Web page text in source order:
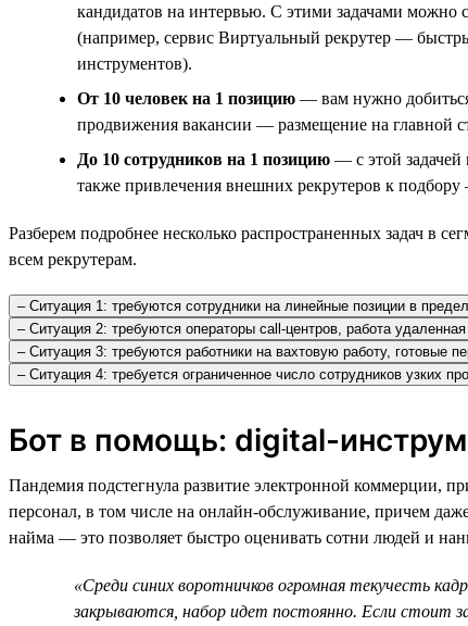
кандидатов на интервью. С этими задачами можно
(например, сервис Виртуальный рекрутер —
инструментов).
От 10 человек на 1 позицию — вам нужно
продвижения вакансии — размещение на главной
До 10 сотрудников на 1 позицию — с этой
также привлечения внешних рекрутеров к
Разберем подробнее несколько распространенных задач в
всем рекрутерам.
– Ситуация 1: требуются сотрудники на линейные позиции в
– Ситуация 2: требуются операторы call-центров, работа
– Ситуация 3: требуются работники на вахтовую работу, готовые
– Ситуация 4: требуется ограниченное число сотрудников
Бот в помощь: digital-
Пандемия подстегнула развитие электронной коммерции,
персонал, в том числе на онлайн-обслуживание, причем
найма — это позволяет быстро оценивать сотни людей и
«Среди синих воротничков огромная текучесть
закрываются, набор идет постоянно. Если стоит